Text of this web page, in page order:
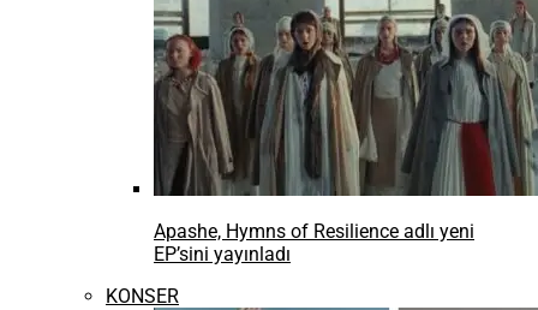
Apashe, Hymns of Resilience adlı yeni
EP’sini yayınladı
KONSER